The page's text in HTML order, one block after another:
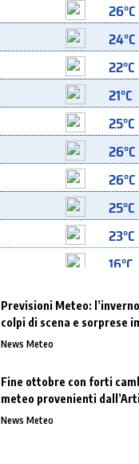
Previsioni Meteo:
colpi di scena e sorprese
News Meteo
Fine ottobre con forti
meteo provenienti
News Meteo